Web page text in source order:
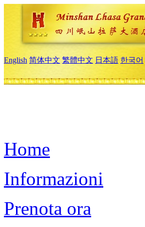
English 简体中文 繁體中文 日本語 한국어
Home
Informazioni
Prenota ora